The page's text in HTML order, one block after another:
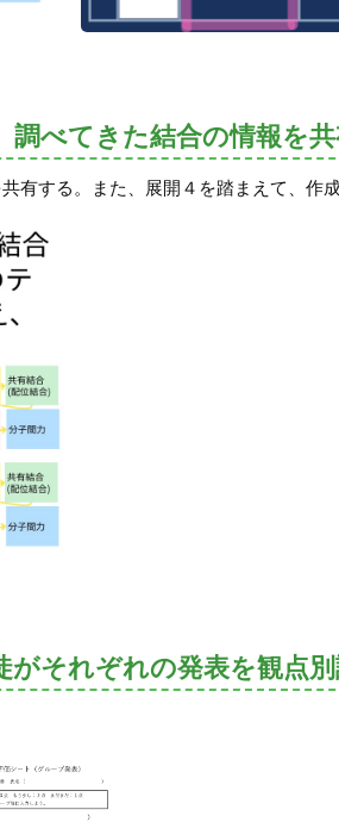
べてきた結合の情報を
有する。また、展開４を踏まえて、作
がそれぞれの発表を観点